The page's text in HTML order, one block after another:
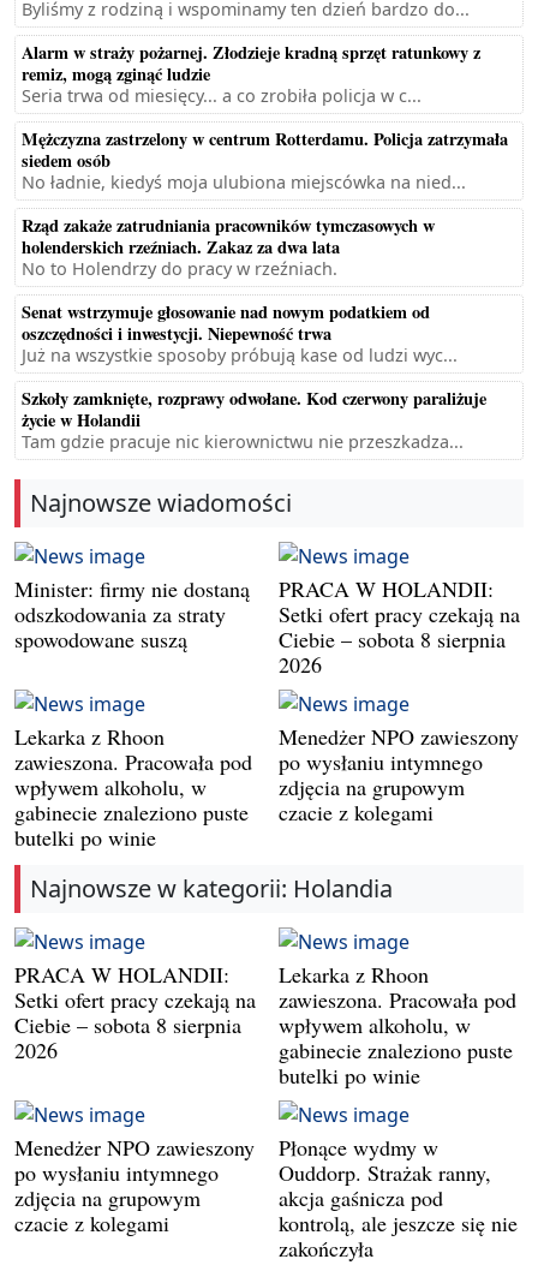
Byliśmy z rodziną i wspominamy ten dzień bardzo do...
Alarm w straży pożarnej. Złodzieje kradną sprzęt ratunkowy z
remiz, mogą zginąć ludzie
Seria trwa od miesięcy... a co zrobiła policja w c...
Mężczyzna zastrzelony w centrum Rotterdamu. Policja zatrzymała
siedem osób
No ładnie, kiedyś moja ulubiona miejscówka na nied...
Rząd zakaże zatrudniania pracowników tymczasowych w
holenderskich rzeźniach. Zakaz za dwa lata
No to Holendrzy do pracy w rzeźniach.
Senat wstrzymuje głosowanie nad nowym podatkiem od
oszczędności i inwestycji. Niepewność trwa
Już na wszystkie sposoby próbują kase od ludzi wyc...
Szkoły zamknięte, rozprawy odwołane. Kod czerwony paraliżuje
życie w Holandii
Tam gdzie pracuje nic kierownictwu nie przeszkadza...
Najnowsze wiadomości
Minister: firmy nie dostaną
odszkodowania za straty
spowodowane suszą
PRACA W HOLANDII:
Setki ofert pracy czekają na
Ciebie – sobota 8 sierpnia
2026
Lekarka z Rhoon
zawieszona. Pracowała pod
wpływem alkoholu, w
gabinecie znaleziono puste
butelki po winie
Menedżer NPO zawieszony
po wysłaniu intymnego
zdjęcia na grupowym
czacie z kolegami
Najnowsze w kategorii: Holandia
PRACA W HOLANDII:
Setki ofert pracy czekają na
Ciebie – sobota 8 sierpnia
2026
Lekarka z Rhoon
zawieszona. Pracowała pod
wpływem alkoholu, w
gabinecie znaleziono puste
butelki po winie
Menedżer NPO zawieszony
po wysłaniu intymnego
zdjęcia na grupowym
czacie z kolegami
Płonące wydmy w
Ouddorp. Strażak ranny,
akcja gaśnicza pod
kontrolą, ale jeszcze się nie
zakończyła